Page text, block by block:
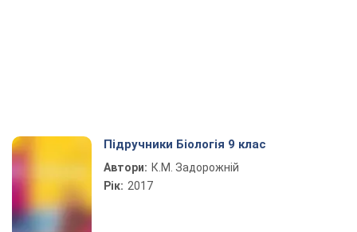
Підручники Біологія 9 клас
Автори: К.М. Задорожній
Рік: 2017